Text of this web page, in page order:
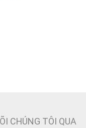
CHÚNG TÔI QUA